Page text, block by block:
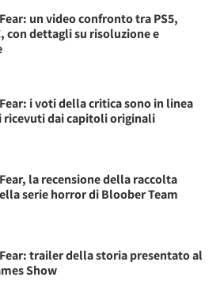
un video confronto tra PS5,
con dettagli su risoluzione e
i voti della critica sono in linea
ricevuti dai capitoli originali
la recensione della raccolta
serie horror di Bloober Team
trailer della storia presentato al
Show